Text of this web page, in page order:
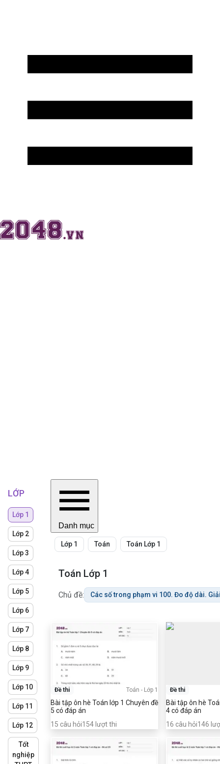
LỚP
Lớp 1
Lớp 2
Lớp 3
Lớp 4
Lớp 5
Lớp 6
Lớp 7
Lớp 8
Lớp 9
Lớp 10
Lớp 11
Lớp 12
Tốt
nghiệp
Danh mục
Lớp 1 Toán Toán Lớp 1
Toán Lớp 1
Chủ đề: Các số trong phạm vi 100. Đo độ dài.
Đề thi Toán - Lớp 1
Bài tập ôn hè Toán lớp 1 Chuyên đề
5 có đáp án
15 câu hỏi154 lượt thi
Đề thi
Bài tập ôn hè
4 có đáp án
16 câu hỏi146